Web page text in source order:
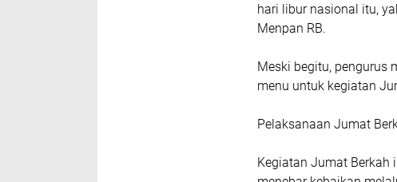
hari libur nasional itu,
Menpan RB.
Meski begitu, pengurus
menu untuk kegiatan
Pelaksanaan Jumat
Kegiatan Jumat Berkah